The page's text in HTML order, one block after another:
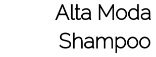
Alta Moda
Shampoo